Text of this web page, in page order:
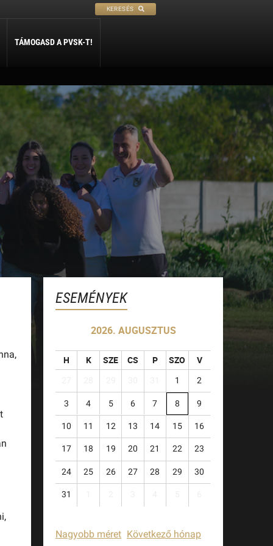
KERESÉS
Petanque
Sí Szakosztály
Szabadidő Szakosztály
TÁMOGASD A PVSK-T!
ESEMÉNYEK
2026. AUGUSZTUS
H K SZE CS P SZO V
1 2
3 4 5 6 7 8 9
10 11 12 13 14 15 16
17 18 19 20 21 22 23
24 25 26 27 28 29 30
31
Nagyobb méret Következő hónap